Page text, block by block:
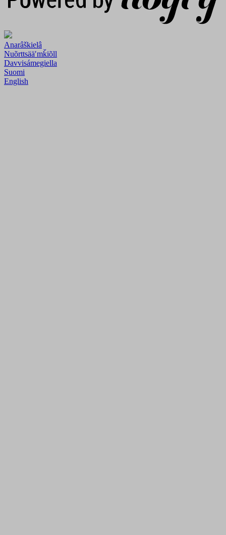
Anarâškielâ
Nuõrttsääʹmǩiõll
Davvisámegiella
Suomi
English